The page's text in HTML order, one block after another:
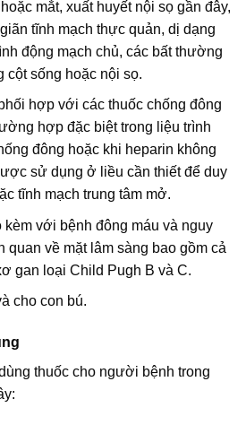
mắt, xuất huyết nội sọ gần đây,
tĩnh mạch thực quản, dị dạng
động mạch chủ, các bất thường
cột sống hoặc nội sọ.
hợp với các thuốc chống đông
hợp đặc biệt trong liệu trình
đông hoặc khi heparin không
sử dụng ở liều cần thiết để duy
tĩnh mạch trung tâm mở.
với bệnh đông máu và nguy
quan về mặt lâm sàng bao gồm cả
gan loại Child Pugh B và C.
cho con bú.
thuốc cho người bệnh trong